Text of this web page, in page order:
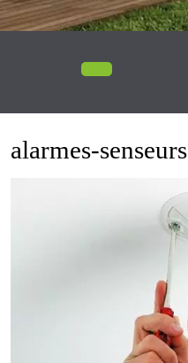
alarmes-senseurs